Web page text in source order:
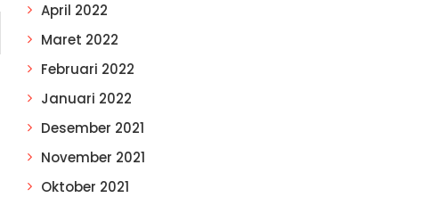
April 2022
Maret 2022
Februari 2022
Januari 2022
Desember 2021
November 2021
Oktober 2021